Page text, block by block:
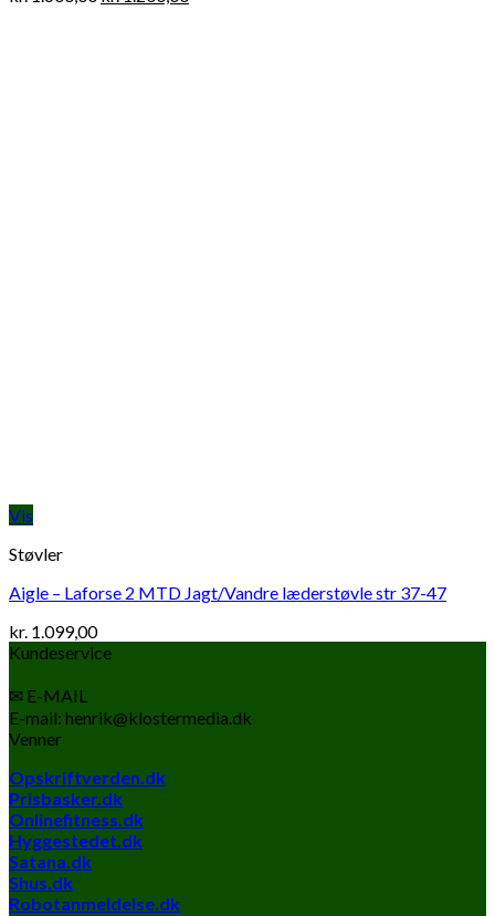
Vis
Støvler
Aigle – Laforse 2 MTD Jagt/Vandre læderstøvle str 37-47
kr. 1.099,00
Kundeservice
✉ E-MAIL
E-mail: henrik@klostermedia.dk
Venner
Opskriftverden.dk
Prisbasker.dk
Onlinefitness.dk
Hyggestedet.dk
Satana.dk
Shus.dk
Robotanmeldelse.dk